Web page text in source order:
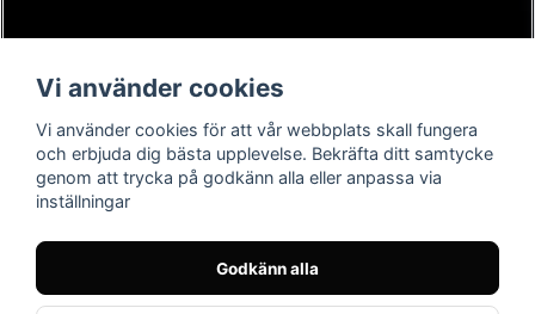
Köpvillkor
Kontakt
Youtube-videos
Instagram
Youtube
TikTok
Vi använder cookies
Vi använder cookies för att vår webbplats skall fungera
och erbjuda dig bästa upplevelse. Bekräfta ditt samtycke
genom att trycka på godkänn alla eller anpassa via
inställningar
Godkänn alla